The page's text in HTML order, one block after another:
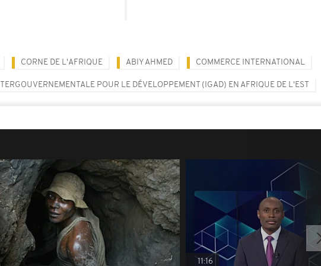
CORNE DE L'AFRIQUE ABIY AHMED COMMERCE INTERNATIONAL
POUR LE DÉVELOPPEMENT (IGAD) EN AFRIQUE DE L'EST
11:16